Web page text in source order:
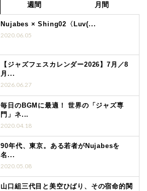
週間 月間
Nujabes × Shing02〈Luv(...
2020.06.05
【ジャズフェスカレンダー2026】7月／8
月...
2026.06.27
毎日のBGMに最適！ 世界の「ジャズ専
門」ネ...
2020.04.18
90年代、東京。ある若者がNujabesを
名...
2020.05.08
山口組三代目と美空ひばり、その宿命的関